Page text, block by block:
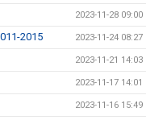
2023-11-28 09:00
2015 2023-11-24 08:27
2023-11-21 14:03
2023-11-17 14:01
2023-11-16 15:49